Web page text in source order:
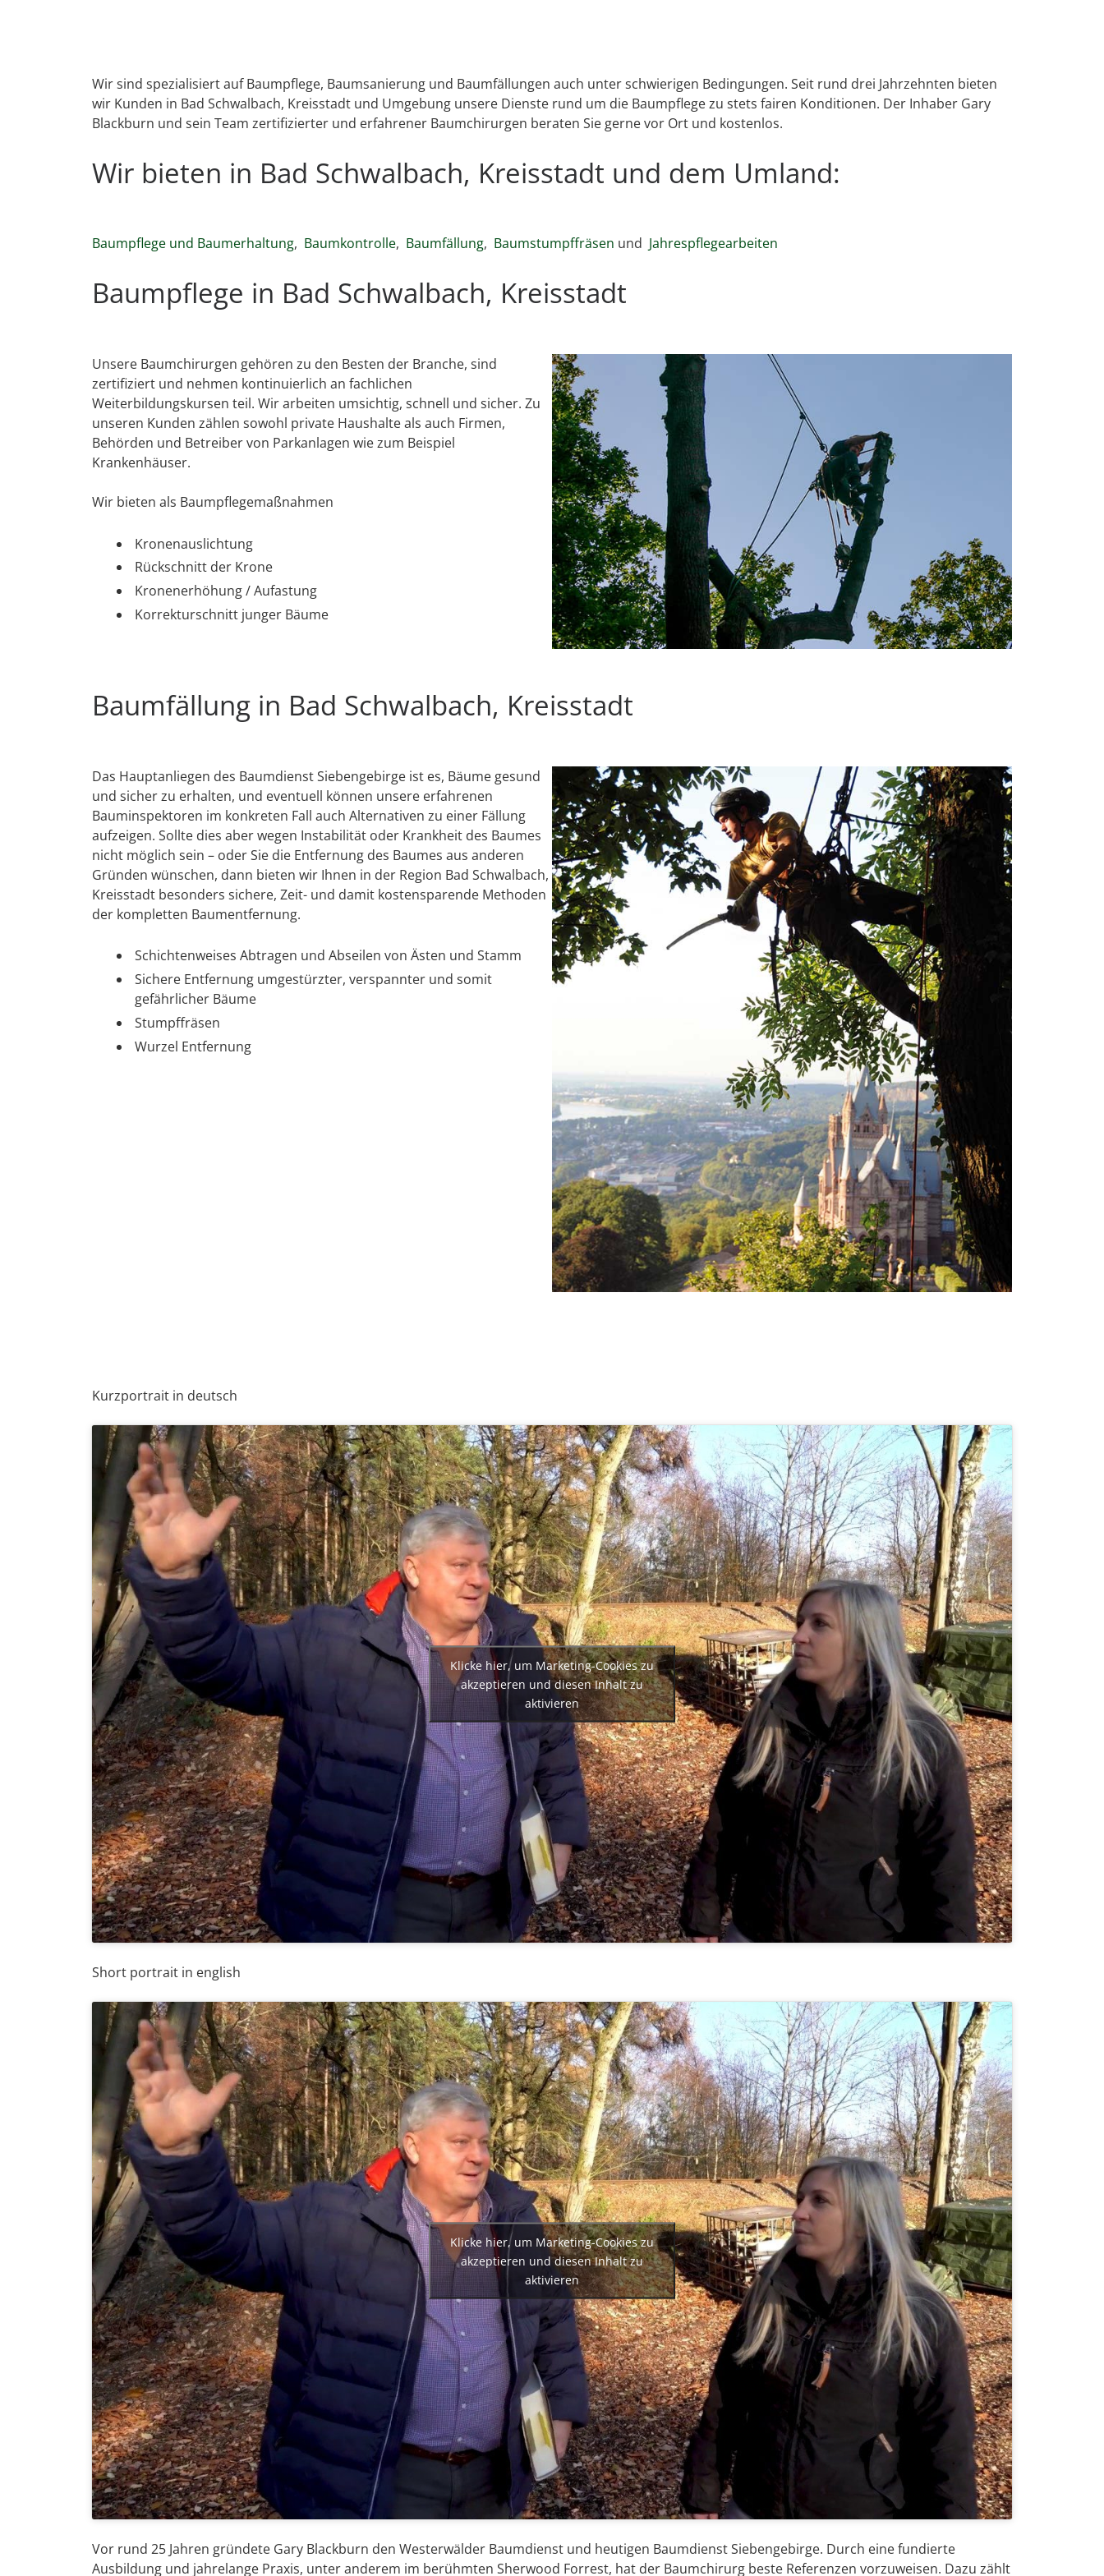
Wir sind spezialisiert auf Baumpflege, Baumsanierung und Baumfällungen auch unter schwierigen Bedingungen. Seit rund drei Jahrzehnten bieten
wir Kunden in Bad Schwalbach, Kreisstadt und Umgebung unsere Dienste rund um die Baumpflege zu stets fairen Konditionen. Der Inhaber Gary
Blackburn und sein Team zertifizierter und erfahrener Baumchirurgen beraten Sie gerne vor Ort und kostenlos.
Wir bieten in Bad Schwalbach, Kreisstadt und dem Umland:
Baumpflege und Baumerhaltung, Baumkontrolle, Baumfällung, Baumstumpffräsen und Jahrespflegearbeiten
Baumpflege in Bad Schwalbach, Kreisstadt
Unsere Baumchirurgen gehören zu den Besten der Branche, sind
zertifiziert und nehmen kontinuierlich an fachlichen
Weiterbildungskursen teil. Wir arbeiten umsichtig, schnell und sicher. Zu
unseren Kunden zählen sowohl private Haushalte als auch Firmen,
Behörden und Betreiber von Parkanlagen wie zum Beispiel
Krankenhäuser.
Wir bieten als Baumpflegemaßnahmen
Kronenauslichtung
Rückschnitt der Krone
Kronenerhöhung / Aufastung
Korrekturschnitt junger Bäume
Baumfällung in Bad Schwalbach, Kreisstadt
Das Hauptanliegen des Baumdienst Siebengebirge ist es, Bäume gesund
und sicher zu erhalten, und eventuell können unsere erfahrenen
Bauminspektoren im konkreten Fall auch Alternativen zu einer Fällung
aufzeigen. Sollte dies aber wegen Instabilität oder Krankheit des Baumes
nicht möglich sein – oder Sie die Entfernung des Baumes aus anderen
Gründen wünschen, dann bieten wir Ihnen in der Region Bad Schwalbach,
Kreisstadt besonders sichere, Zeit- und damit kostensparende Methoden
der kompletten Baumentfernung.
Schichtenweises Abtragen und Abseilen von Ästen und Stamm
Sichere Entfernung umgestürzter, verspannter und somit
gefährlicher Bäume
Stumpffräsen
Wurzel Entfernung
Kurzportrait in deutsch
Klicke hier, um Marketing-Cookies zu
akzeptieren und diesen Inhalt zu
aktivieren
Short portrait in english
Klicke hier, um Marketing-Cookies zu
akzeptieren und diesen Inhalt zu
aktivieren
Vor rund 25 Jahren gründete Gary Blackburn den Westerwälder Baumdienst und heutigen Baumdienst Siebengebirge. Durch eine fundierte
Ausbildung und jahrelange Praxis, unter anderem im berühmten Sherwood Forrest, hat der Baumchirurg beste Referenzen vorzuweisen. Dazu zählt